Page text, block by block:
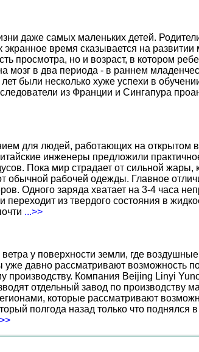
даже самых маленьких детей.
время сказывается на
просмотра, но и возраст, в котором
мозг в два периода - в раннем
были несколько хуже успехи в
из Франции и Сингапура
для людей, работающих на открытом
инженеры предложили
Пока мир страдает от сильной
обычной рабочей одежды. Главное
Одного заряда хватает на 3-4 часа
из твердого состояния в
...>>
у поверхности земли, где
давно рассматривают возможность
Компания Beijing Linyi
отдельный завод по производству
которые рассматривают
полгода назад только что